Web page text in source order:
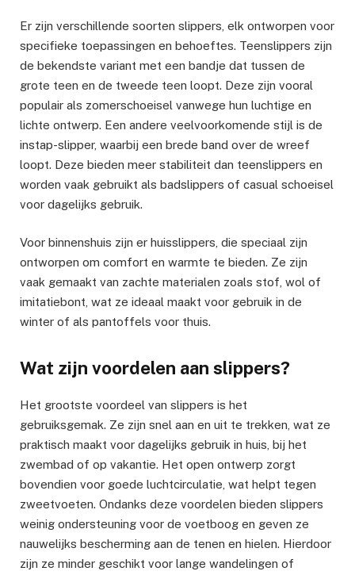
Er zijn verschillende soorten slippers, elk ontworpen voor
specifieke toepassingen en behoeftes. Teenslippers zijn
de bekendste variant met een bandje dat tussen de
grote teen en de tweede teen loopt. Deze zijn vooral
populair als zomerschoeisel vanwege hun luchtige en
lichte ontwerp. Een andere veelvoorkomende stijl is de
instap-slipper, waarbij een brede band over de wreef
loopt. Deze bieden meer stabiliteit dan teenslippers en
worden vaak gebruikt als badslippers of casual schoeisel
voor dagelijks gebruik.
Voor binnenshuis zijn er huisslippers, die speciaal zijn
ontworpen om comfort en warmte te bieden. Ze zijn
vaak gemaakt van zachte materialen zoals stof, wol of
imitatiebont, wat ze ideaal maakt voor gebruik in de
winter of als pantoffels voor thuis.
Wat zijn voordelen aan slippers?
Het grootste voordeel van slippers is het
gebruiksgemak. Ze zijn snel aan en uit te trekken, wat ze
praktisch maakt voor dagelijks gebruik in huis, bij het
zwembad of op vakantie. Het open ontwerp zorgt
bovendien voor goede luchtcirculatie, wat helpt tegen
zweetvoeten. Ondanks deze voordelen bieden slippers
weinig ondersteuning voor de voetboog en geven ze
nauwelijks bescherming aan de tenen en hielen. Hierdoor
zijn ze minder geschikt voor lange wandelingen of